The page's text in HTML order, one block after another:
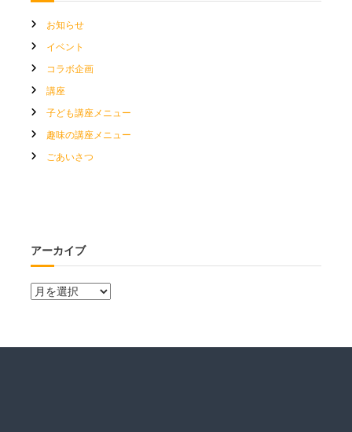
お知らせ
イベント
コラボ企画
講座
子ども講座メニュー
趣味の講座メニュー
ごあいさつ
アーカイブ
ア
ー